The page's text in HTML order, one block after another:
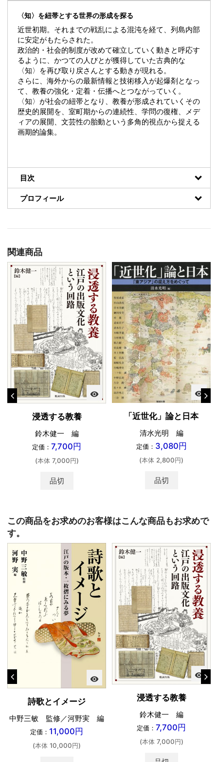
〈知〉を紐帯とする世界の形成を探る
近世初期。それまでの戦乱による混沌を経て、列島内部
に安定がもたらされた。
政治的・社会的制度が改めて確立していく動きと呼応す
るように、かつての人びとが獲得していた古典的な
〈知〉を再び取り戻さんとする動きが現れる。
さらに、海外からの最新情報と技術移入が起爆剤となっ
て、教養の強化・定着・伝播へとつながっていく。
〈知〉が社会の紐帯となり、教養が形成されていくその
歴史的展開を、室町期からの連続性、学問の復権、メデ
ィアの展開、文芸性の胎動という多角的視点から捉える
画期的論集。
目次
プロフィール
関連商品
visibility
浸透する教養
鈴木健一 編
定価： 7,700円
(本体 7,000円)
品切
visibility
「近世化」論と日本
清水光明 編
定価： 3,080円
(本体 2,800円)
品切
この商品をお求めのお客様はこんな商品もお求めで
す。
visibility
詩歌とイメージ
中野三敏 監修／河野実 編
定価： 11,000円
(本体 10,000円)
visibility
浸透する教養
鈴木健一 編
定価： 7,700円
(本体 7,000円)